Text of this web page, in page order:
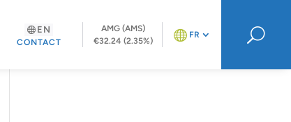
CONTACT
EN
AMG (AMS)
€32.24 (2.35%)
FR U